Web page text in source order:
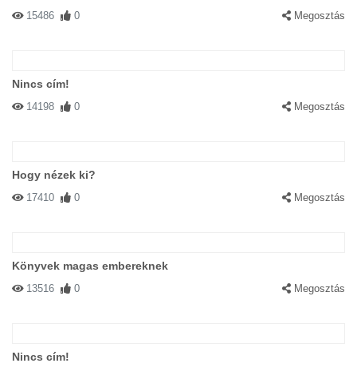
15486 0 Megosztás
Nincs cím!
14198 0 Megosztás
Hogy nézek ki?
17410 0 Megosztás
Könyvek magas embereknek
13516 0 Megosztás
Nincs cím!